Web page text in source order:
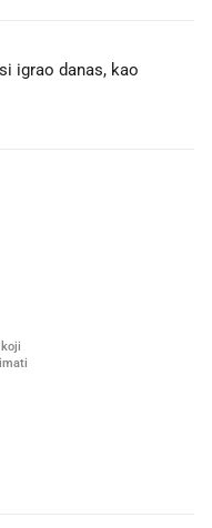
igrao danas, kao